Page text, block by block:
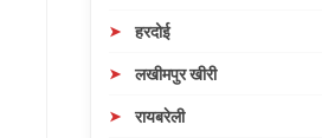
हरदोई
लखीमपुर खीरी
रायबरेली